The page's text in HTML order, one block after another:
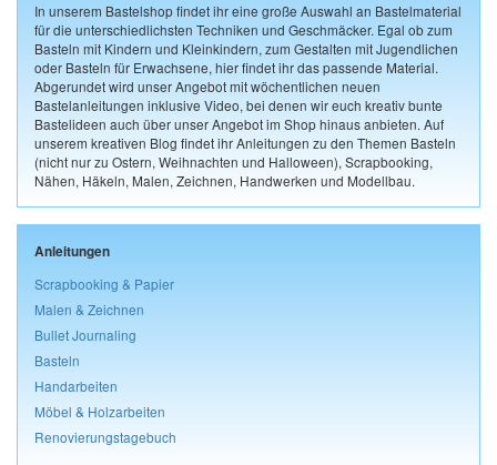
In unserem Bastelshop findet ihr eine große Auswahl an Bastelmaterial
für die unterschiedlichsten Techniken und Geschmäcker. Egal ob zum
Basteln mit Kindern und Kleinkindern, zum Gestalten mit Jugendlichen
oder Basteln für Erwachsene, hier findet ihr das passende Material.
Abgerundet wird unser Angebot mit wöchentlichen neuen
Bastelanleitungen inklusive Video, bei denen wir euch kreativ bunte
Bastelideen auch über unser Angebot im Shop hinaus anbieten. Auf
unserem kreativen Blog findet ihr Anleitungen zu den Themen Basteln
(nicht nur zu Ostern, Weihnachten und Halloween), Scrapbooking,
Nähen, Häkeln, Malen, Zeichnen, Handwerken und Modellbau.
Anleitungen
Scrapbooking & Papier
Malen & Zeichnen
Bullet Journaling
Basteln
Handarbeiten
Möbel & Holzarbeiten
Renovierungstagebuch